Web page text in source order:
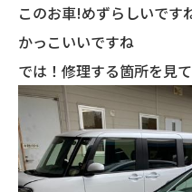
このお車!めずらしいで
かっこいいですね
では！修理する箇所を見